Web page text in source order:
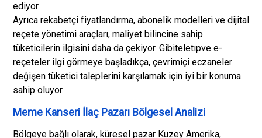
ediyor.
Ayrıca rekabetçi fiyatlandırma, abonelik modelleri ve dijital
reçete yönetimi araçları, maliyet bilincine sahip
tüketicilerin ilgisini daha da çekiyor. Gibiteletıpve e-
reçeteler ilgi görmeye başladıkça, çevrimiçi eczaneler
değişen tüketici taleplerini karşılamak için iyi bir konuma
sahip oluyor.
Meme Kanseri İlaç Pazarı Bölgesel Analizi
Bölgeye bağlı olarak, küresel pazar Kuzey Amerika,